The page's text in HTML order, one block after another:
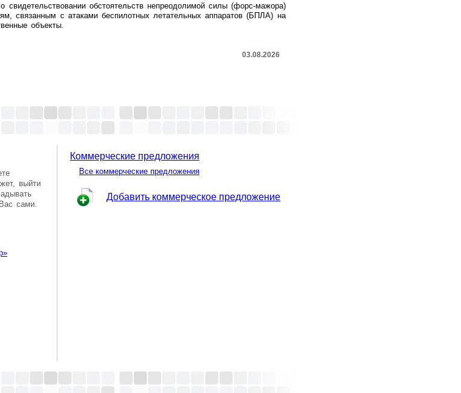
свидетельствовании обстоятельств непреодолимой силы (форс-мажора)
связанным с атаками беспилотных летательных аппаратов (БПЛА) на
объекты.
03.08.2026
выйти
сами.
Коммерческие предложения
Все коммерческие предложения
Добавить коммерческое предложение